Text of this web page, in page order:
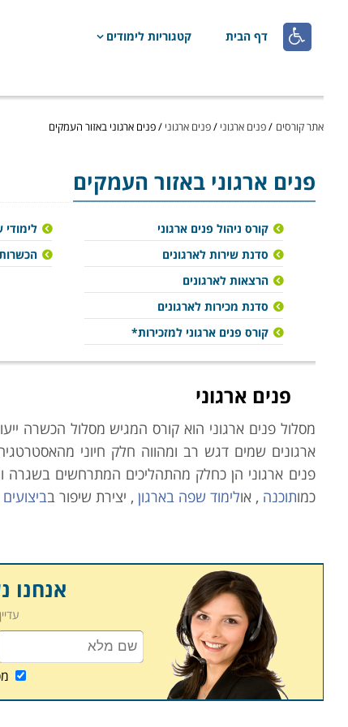
 דף הבית קטגוריות לימודים
אתר קורסים /פנים ארגוני /פנים ארגוני /פנים ארגוני באזור העמקים
פנים ארגוניבאזור העמקים
קורס ניהול פנים ארגוני
סדנת שירות לארגונים
הרצאות לארגונים
סדנת מכירות לארגונים
קורס פנים ארגוני למזכירות*
פנים ארגוני
מסלול פנים ארגוני הוא קורס המגיש מסלול הכשרה
ארגונים שמים דגש רב ומהווה חלק חיוני
פנים ארגוני הן כחלק מהתהליכים המתרחשים בשגרה
כמותוכנה , אולימוד שפה בארגון , יצירת שיפור ב
תכניות וטכניקות עבודה חדשות מתווספות לשגרת
כאשר באים לבחון צורך בהכשרה יש לבחון אילו
תפוקת ויעילות הארגון.
ניתן למנות מספר יתרונות הטמונים בהכשרה פנים
1. תועלת לטווח ארוך: הכשרה מעצימה את כישורי
מחויבותו העובד לתפקיד ולארגון. כך, העובד רוכש
אנחנו